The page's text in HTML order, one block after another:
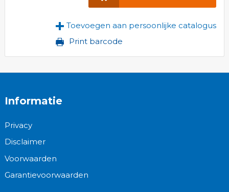
Toevoegen aan persoonlijke catalogus
Print barcode
Informatie
Privacy
Disclaimer
Voorwaarden
Garantievoorwaarden